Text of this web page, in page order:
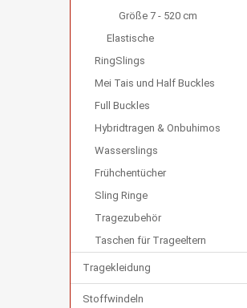
Größe 7 - 520 cm
Elastische
RingSlings
Mei Tais und Half Buckles
Full Buckles
Hybridtragen & Onbuhimos
Wasserslings
Frühchentücher
Sling Ringe
Tragezubehör
Taschen für Trageeltern
Tragekleidung
Stoffwindeln